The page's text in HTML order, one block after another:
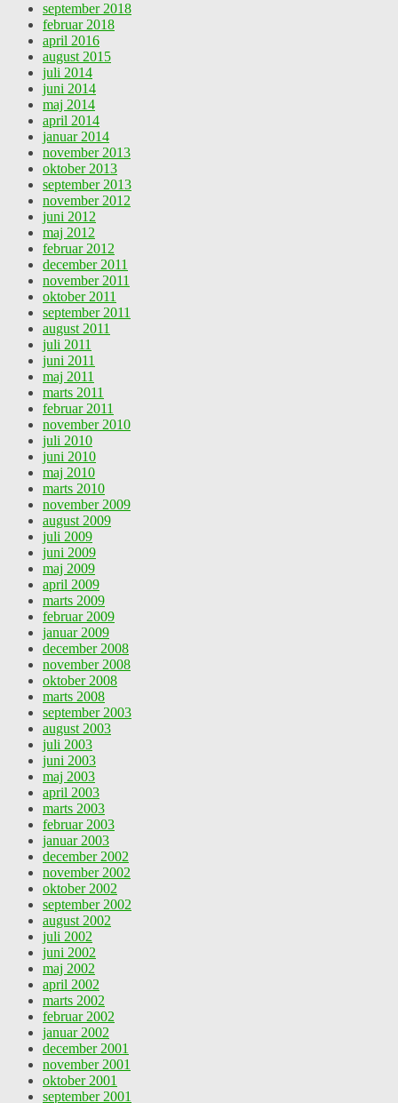
september 2018
februar 2018
april 2016
august 2015
juli 2014
juni 2014
maj 2014
april 2014
januar 2014
november 2013
oktober 2013
september 2013
november 2012
juni 2012
maj 2012
februar 2012
december 2011
november 2011
oktober 2011
september 2011
august 2011
juli 2011
juni 2011
maj 2011
marts 2011
februar 2011
november 2010
juli 2010
juni 2010
maj 2010
marts 2010
november 2009
august 2009
juli 2009
juni 2009
maj 2009
april 2009
marts 2009
februar 2009
januar 2009
december 2008
november 2008
oktober 2008
marts 2008
september 2003
august 2003
juli 2003
juni 2003
maj 2003
april 2003
marts 2003
februar 2003
januar 2003
december 2002
november 2002
oktober 2002
september 2002
august 2002
juli 2002
juni 2002
maj 2002
april 2002
marts 2002
februar 2002
januar 2002
december 2001
november 2001
oktober 2001
september 2001